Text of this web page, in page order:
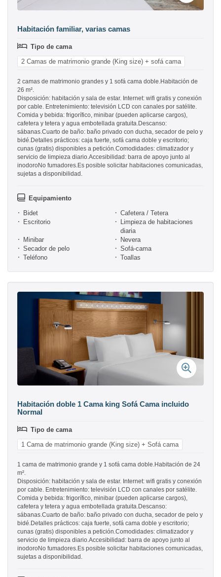
Habitación familiar, varias camas
Tipo de cama
2 Camas de matrimonio grande (King size) + sofá cama
2 camas de matrimonio grandes y 1 sofá cama doble.Habitación de
26 m².
Disposición: habitación y sala de estar. Internet: wifi gratis y conexión
por cable. Entretenimiento: televisión LCD con canales por satélite.
Comida y bebida: frigorífico, minibar (pueden aplicarse cargos),
cafetera y tetera y agua embotellada gratuita.Descanso:
sábanas.Cuarto de baño: baño privado con ducha, secador de pelo y
bidé.Detalles prácticos: caja fuerte, sofá cama doble y escritorio;
cunas (gratis) disponibles a petición.Comodidades: climatizador y
servicio de limpieza diario.Accesibilidad: barra de apoyo junto al
inodoroNo fumadores.Es posible solicitar habitaciones comunicadas,
sujetas a disponibilidad.
Equipamiento
Bidet
Cafetera / Tetera
Escritorio
Limpieza de habitaciones
diaria
Minibar
Nevera
Secador de pelo
Sofá-cama
Teléfono
Toallas
Habitación doble 1 Cama king Sofá Cama incluido
Normal
Tipo de cama
1 Cama de matrimonio grande (King size) + Sofá cama
1 cama de matrimonio grande y 1 sofá cama doble.Habitación de 24
m².
Disposición: habitación y sala de estar. Internet: wifi gratis y conexión
por cable. Entretenimiento: televisión LCD con canales por satélite.
Comida y bebida: frigorífico, minibar (pueden aplicarse cargos),
cafetera y tetera y agua embotellada gratuita.Descanso:
sábanas.Cuarto de baño: baño privado con ducha, secador de pelo y
bidé.Detalles prácticos: caja fuerte, sofá cama doble y escritorio;
cunas (gratis) disponibles a petición.Comodidades: climatizador y
servicio de limpieza diario.Accesibilidad: barra de apoyo junto al
inodoroNo fumadores.Es posible solicitar habitaciones comunicadas,
sujetas a disponibilidad.